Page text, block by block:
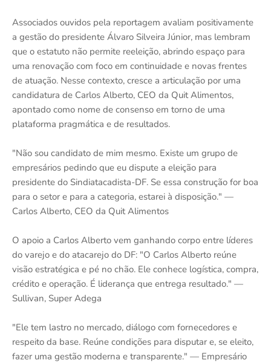
Associados ouvidos pela reportagem avaliam positivamente
a gestão do presidente Álvaro Silveira Júnior, mas lembram
que o estatuto não permite reeleição, abrindo espaço para
uma renovação com foco em continuidade e novas frentes
de atuação. Nesse contexto, cresce a articulação por uma
candidatura de Carlos Alberto, CEO da Quit Alimentos,
apontado como nome de consenso em torno de uma
plataforma pragmática e de resultados.
"Não sou candidato de mim mesmo. Existe um grupo de
empresários pedindo que eu dispute a eleição para
presidente do Sindiatacadista-DF. Se essa construção for boa
para o setor e para a categoria, estarei à disposição." —
Carlos Alberto, CEO da Quit Alimentos
O apoio a Carlos Alberto vem ganhando corpo entre líderes
do varejo e do atacarejo do DF: "O Carlos Alberto reúne
visão estratégica e pé no chão. Ele conhece logística, compra,
crédito e operação. É liderança que entrega resultado." —
Sullivan, Super Adega
"Ele tem lastro no mercado, diálogo com fornecedores e
respeito da base. Reúne condições para disputar e, se eleito,
fazer uma gestão moderna e transparente." — Empresário